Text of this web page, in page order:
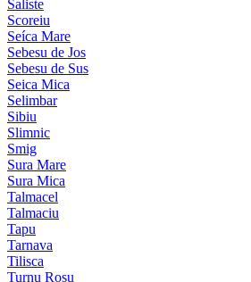
Saliste
Scoreiu
Seíca Mare
Sebesu de Jos
Sebesu de Sus
Seica Mica
Selimbar
Sibiu
Slimnic
Smig
Sura Mare
Sura Mica
Talmacel
Talmaciu
Tapu
Tarnava
Tilisca
Turnu Rosu